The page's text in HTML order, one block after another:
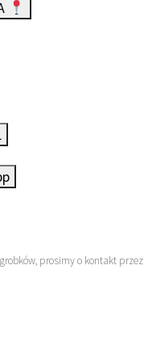
prosimy o kontakt przez